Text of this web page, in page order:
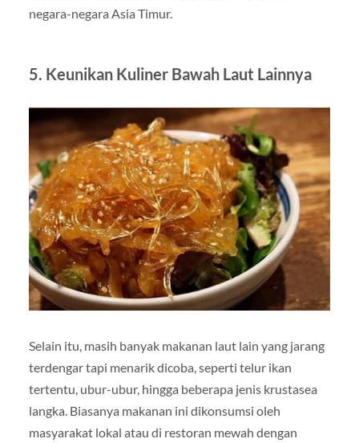
negara-negara Asia Timur.
5. Keunikan Kuliner Bawah Laut Lainnya
Selain itu, masih banyak makanan laut lain yang jarang
terdengar tapi menarik dicoba, seperti telur ikan
tertentu, ubur-ubur, hingga beberapa jenis krustasea
langka. Biasanya makanan ini dikonsumsi oleh
masyarakat lokal atau di restoran mewah dengan